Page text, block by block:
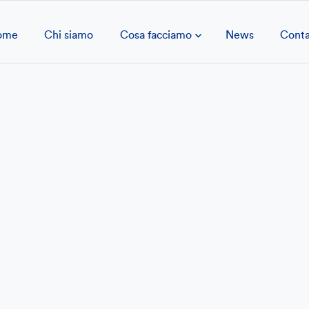
Chi siamo Cosa facciamo News